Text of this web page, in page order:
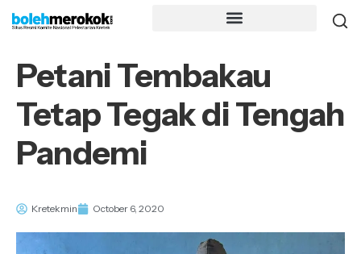
Petani Tembakau
Tetap Tegak di Tengah
Pandemi
Kretekmin October 6, 2020